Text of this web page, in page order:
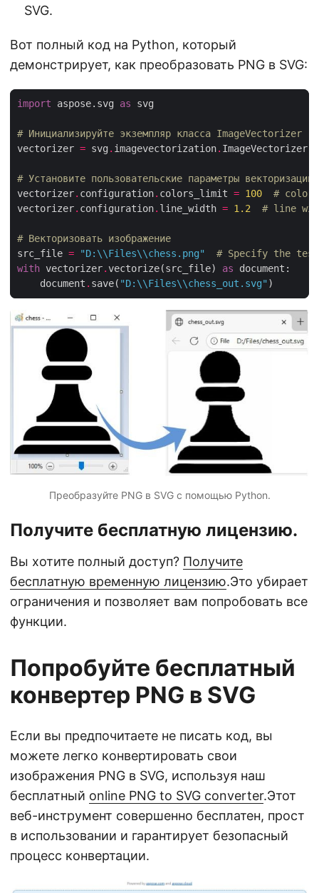
SVG.
Вот полный код на Python, который
демонстрирует, как преобразовать PNG в SVG:
import aspose.svg as
# Инициализируйте экземпляр класса ImageVectorizer
vectorizer = svg . imagevectorization.
# Установите пользовательские параметры векторизации
vectorizer. configuration. colors_limit = 100
#
vectorizer. configuration. line_width = 1.2 # line
# Векторизовать изображение
src_file = "D: \\Files\\chess.png"
# Specify the
with vectorizer.vectorize(src_file) as
    document
. save( "D: \\Files\\chess_out.svg"
Преобразуйте PNG в SVG с помощью Python.
Получите бесплатную лицензию.
Вы хотите полный доступ? Получите
бесплатную временную лицензию.Это убирает
ограничения и позволяет вам попробовать все
функции.
Попробуйте бесплатный
конвертер PNG в SVG
Если вы предпочитаете не писать код, вы
можете легко конвертировать свои
изображения PNG в SVG, используя наш
бесплатный online PNG to SVG converter.Этот
веб-инструмент совершенно бесплатен, прост
в использовании и гарантирует безопасный
процесс конвертации.